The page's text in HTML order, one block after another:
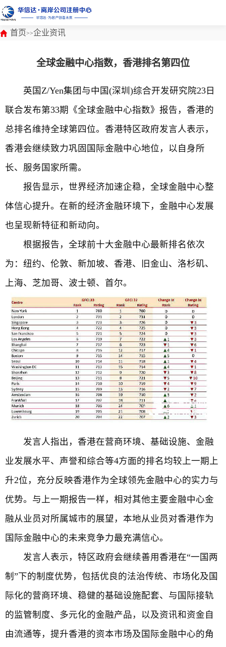
首页>>企业资讯
全球金融中心指数，香港排名第四位
英国Z/Yen集团与中国(深圳)综合开发研究院23日
联合发布第33期《全球金融中心指数》报告，香港的
总排名维持全球第四位。香港特区政府发言人表示，
香港会继续致力巩固国际金融中心地位，以自身所
长、服务国家所需。
报告显示，世界经济加速企稳，全球金融中心整
体信心提升。在新的经济金融环境下，金融中心发展
也呈现新特征和新动向。
根据报告，全球前十大金融中心最新排名依次
为：纽约、伦敦、新加坡、香港、旧金山、洛杉矶、
上海、芝加哥、波士顿、首尔。
发言人指出，香港在营商环境、基础设施、金融
业发展水平、声誉和综合等4方面的排名均较上一期上
升2位，充分反映香港作为全球领先金融中心的实力与
优势。与上一期报告一样，相对其他主要金融中心金
融从业员对所属城市的展望，本地从业员对香港作为
国际金融中心的未来竞争力最充满信心。
发言人表示，特区政府会继续善用香港在“一国两
制”下的制度优势，包括优良的法治传统、市场化及国
际化的营商环境、稳健的基础设施配套、与国际接轨
的监管制度、多元化的金融产品，以及资讯和资金自
由流通等，提升香港的资本市场及国际金融中心的角